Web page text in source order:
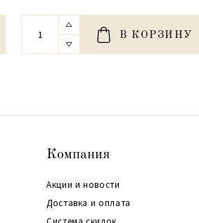
В КОРЗИНУ
Компания
Акции и новости
Доставка и оплата